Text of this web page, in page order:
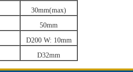
30mm(max)
50mm
D200 W: 10mm
D32mm